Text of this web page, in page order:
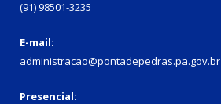
(91) 98501-3235
E-mail:
administracao@pontadepedras.pa.gov.br
Presencial: